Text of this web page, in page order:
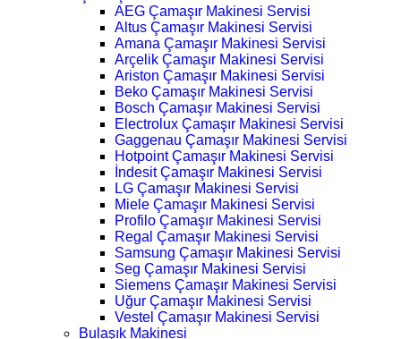
AEG Çamaşır Makinesi Servisi
Altus Çamaşır Makinesi Servisi
Amana Çamaşır Makinesi Servisi
Arçelik Çamaşır Makinesi Servisi
Ariston Çamaşır Makinesi Servisi
Beko Çamaşır Makinesi Servisi
Bosch Çamaşır Makinesi Servisi
Electrolux Çamaşır Makinesi Servisi
Gaggenau Çamaşır Makinesi Servisi
Hotpoint Çamaşır Makinesi Servisi
İndesit Çamaşır Makinesi Servisi
LG Çamaşır Makinesi Servisi
Miele Çamaşır Makinesi Servisi
Profilo Çamaşır Makinesi Servisi
Regal Çamaşır Makinesi Servisi
Samsung Çamaşır Makinesi Servisi
Seg Çamaşır Makinesi Servisi
Siemens Çamaşır Makinesi Servisi
Uğur Çamaşır Makinesi Servisi
Vestel Çamaşır Makinesi Servisi
Bulaşık Makinesi